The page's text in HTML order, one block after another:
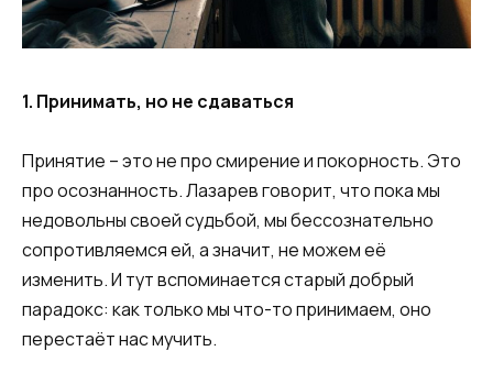
1. Принимать, но не сдаваться
Принятие – это не про смирение и покорность. Это
про осознанность. Лазарев говорит, что пока мы
недовольны своей судьбой, мы бессознательно
сопротивляемся ей, а значит, не можем её
изменить. И тут вспоминается старый добрый
парадокс: как только мы что-то принимаем, оно
перестаёт нас мучить.